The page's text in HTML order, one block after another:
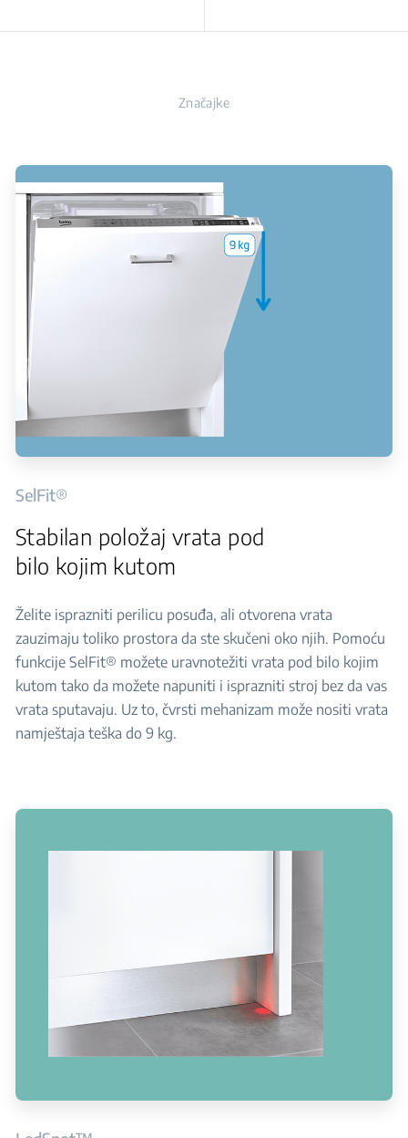
Značajke
SelFit®
Stabilan položaj vrata pod
bilo kojim kutom
Želite isprazniti perilicu posuđa, ali otvorena vrata
zauzimaju toliko prostora da ste skučeni oko njih. Pomoću
funkcije SelFit® možete uravnotežiti vrata pod bilo kojim
kutom tako da možete napuniti i isprazniti stroj bez da vas
vrata sputavaju. Uz to, čvrsti mehanizam može nositi vrata
namještaja teška do 9 kg.